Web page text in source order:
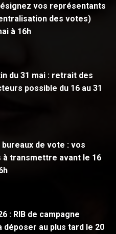
vos représentants
des votes)
à 16h
du 31 mai : retrait des
possible du 16 au 31
de vote : vos
transmettre avant le 16
: RIB de campagne
déposer au plus tard le 20